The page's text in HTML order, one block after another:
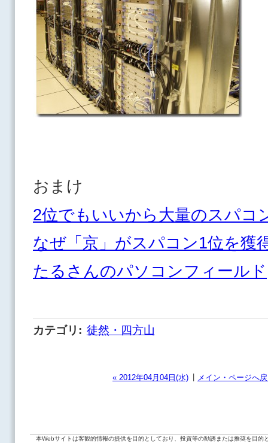
おまけ
2位でもいいから大量のスパコ
なぜ「京」がスパコン1位を獲
たるさんのパソコンフィールド
カテゴリ : 徒然・四方山
« 2012年04月04日(水) メイン・ページへ
本Webサイトは客観的情報の提供を目的としており、投資等の勧誘または推奨を目